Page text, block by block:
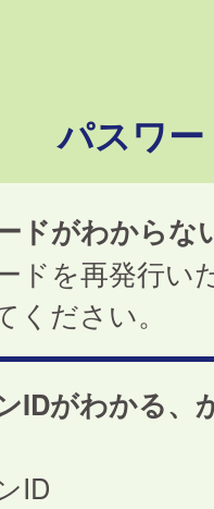
パスワ
ドがわからな
ドを再発行い
ください。
IDがわかる、
ID